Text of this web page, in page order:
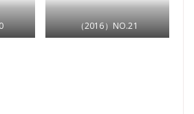
（2016）NO.21